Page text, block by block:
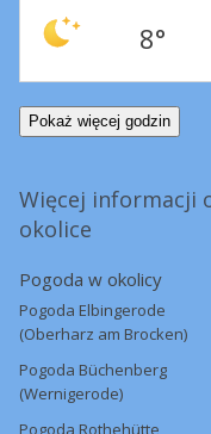
8°
Pokaż więcej godzin
Więcej informacji
okolice
Pogoda w okolicy
Pogoda Elbingerode
(Oberharz am Brocken)
Pogoda Büchenberg
(Wernigerode)
Pogoda Rothehütte